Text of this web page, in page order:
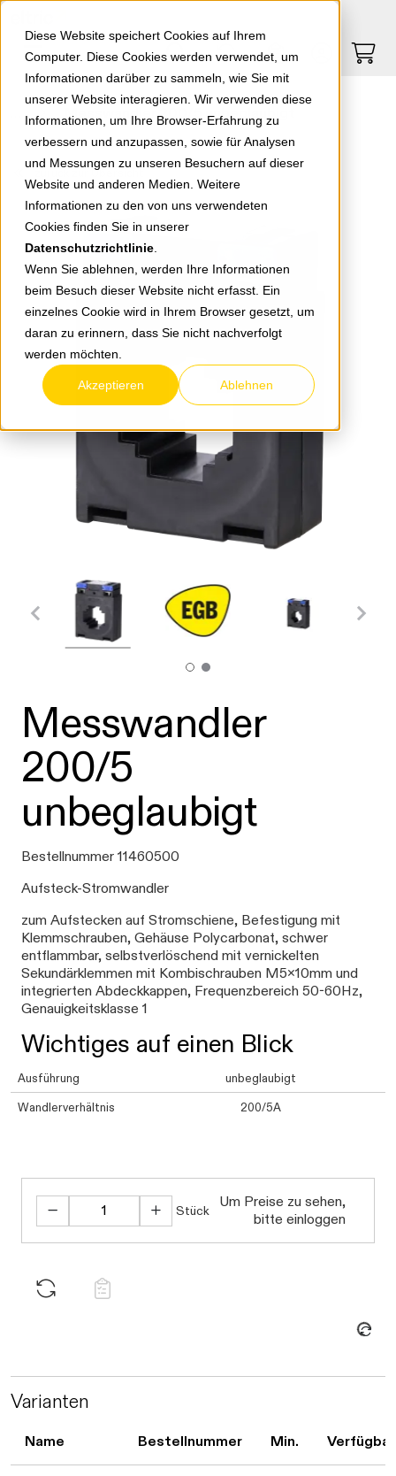
Diese Website speichert Cookies auf Ihrem
Computer. Diese Cookies werden verwendet, um
Informationen darüber zu sammeln, wie Sie mit
unserer Website interagieren. Wir verwenden diese
Informationen, um Ihre Browser-Erfahrung zu
verbessern und anzupassen, sowie für Analysen
und Messungen zu unseren Besuchern auf dieser
Website und anderen Medien. Weitere
Informationen zu den von uns verwendeten
Cookies finden Sie in unserer
Datenschutzrichtlinie
Wenn Sie ablehnen, werden Ihre Informationen
beim Besuch dieser Website nicht erfasst. Ein
einzelnes Cookie wird in Ihrem Browser gesetzt, um
daran zu erinnern, dass Sie nicht nachverfolgt
werden möchten.
Akzeptieren Ablehnen
Springe zu Hauptinhalt Springe zum Footer
0
Messwandler 200/5 unbeglaubigt
zurück zur Übersicht
Messwandler
200/5
unbeglaubigt
Bestellnummer 11460500
Aufsteck-Stromwandler
zum Aufstecken auf Stromschiene, Befestigung mit
Klemmschrauben, Gehäuse Polycarbonat, schwer
entflammbar, selbstverlöschend mit vernickelten
Sekundärklemmen mit Kombischrauben M5x10mm und
integrierten Abdeckkappen, Frequenzbereich 50-60Hz,
Genauigkeitsklasse 1
Wichtiges auf einen Blick
Ausführung unbeglaubigt
Wandlerverhältnis 200/5A
Stück
Um Preise zu sehen,
bitte einloggen
Daten werden geladen. Bitte warten...
Varianten
Name Bestellnummer Min.